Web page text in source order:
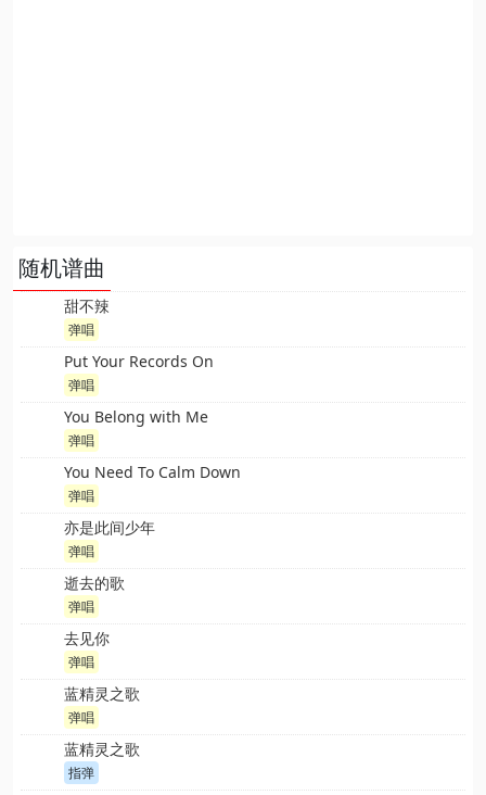
随机谱曲
甜不辣
弹唱
Put Your Records On
弹唱
You Belong with Me
弹唱
You Need To Calm Down
弹唱
亦是此间少年
弹唱
逝去的歌
弹唱
去见你
弹唱
蓝精灵之歌
弹唱
蓝精灵之歌
指弹